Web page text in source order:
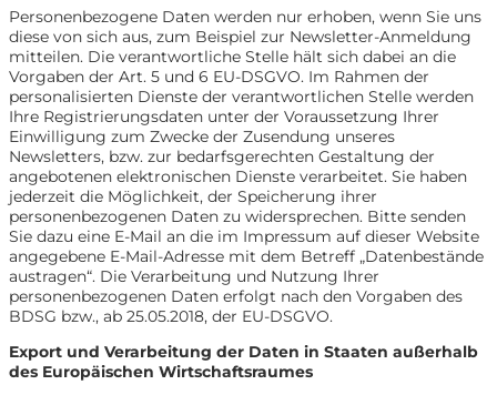
Personenbezogene Daten werden nur erhoben, wenn Sie uns
diese von sich aus, zum Beispiel zur Newsletter-Anmeldung
mitteilen. Die verantwortliche Stelle hält sich dabei an die
Vorgaben der Art. 5 und 6 EU-DSGVO. Im Rahmen der
personalisierten Dienste der verantwortlichen Stelle werden
Ihre Registrierungsdaten unter der Voraussetzung Ihrer
Einwilligung zum Zwecke der Zusendung unseres
Newsletters, bzw. zur bedarfsgerechten Gestaltung der
angebotenen elektronischen Dienste verarbeitet. Sie haben
jederzeit die Möglichkeit, der Speicherung ihrer
personenbezogenen Daten zu widersprechen. Bitte senden
Sie dazu eine E-Mail an die im Impressum auf dieser Website
angegebene E-Mail-Adresse mit dem Betreff „Datenbestände
austragen“. Die Verarbeitung und Nutzung Ihrer
personenbezogenen Daten erfolgt nach den Vorgaben des
BDSG bzw., ab 25.05.2018, der EU-DSGVO.
Export und Verarbeitung der Daten in Staaten außerhalb
des Europäischen Wirtschaftsraumes